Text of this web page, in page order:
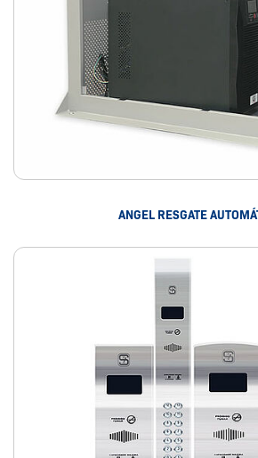
ANGEL RESGATE